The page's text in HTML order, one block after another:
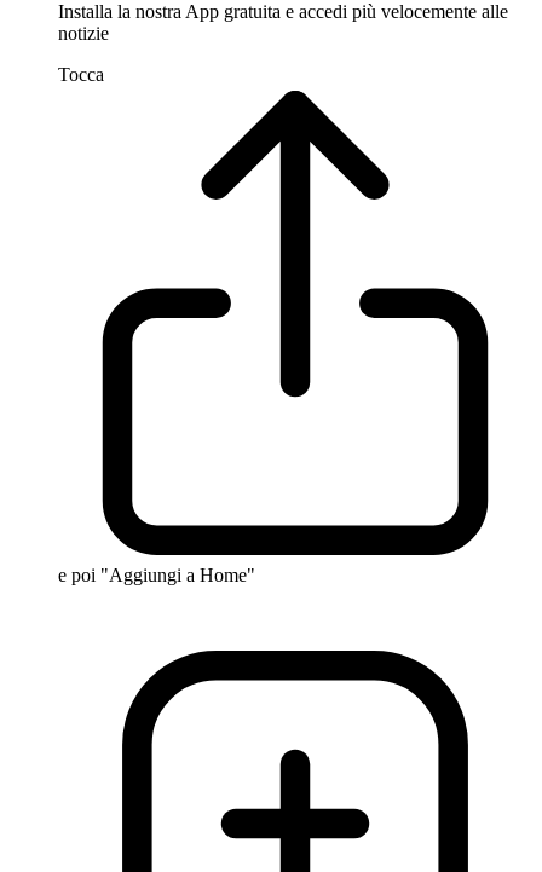
Installa la nostra App gratuita e accedi più velocemente alle
notizie
Tocca
e poi "Aggiungi a Home"